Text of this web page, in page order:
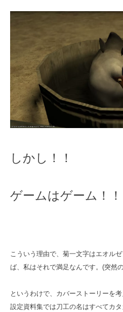
しかし！！
ゲームはゲーム！！
こういう理由で、菊一文字はエオル
ば、私はそれで満足なんです。(突然
というわけで、カバーストーリーを
設定資料集では刀工の名はすべてカ